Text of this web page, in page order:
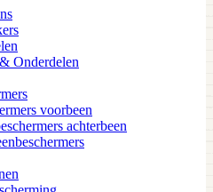
Onderdelen
voorbeen
achterbeen